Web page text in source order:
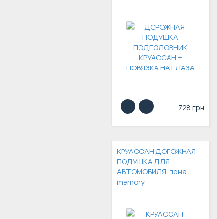
728 грн
КРУАССАН ДОРОЖНАЯ
ПОДУШКА ДЛЯ
АВТОМОБИЛЯ, пена
memory